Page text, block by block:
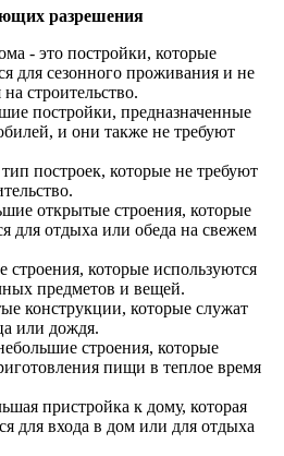
разрешения
- это постройки, которые
для сезонного проживания и не
строительство.
постройки, предназначенные
и они также не требуют
построек, которые не требуют
открытые строения, которые
для отдыха или обеда на свежем
строения, которые используются
предметов и вещей.
конструкции, которые служат
или дождя.
строения, которые
пищи в теплое время
пристройка к дому, которая
для входа в дом или для отдыха